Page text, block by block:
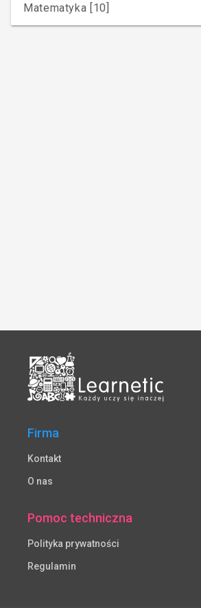
Matematyka [10]
Firma
Kontakt
O nas
Pomoc techniczna
Polityka prywatności
Regulamin